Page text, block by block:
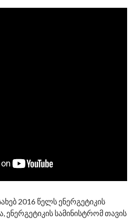
2016 წელს ენერგეტიკის
ენერგეტიკის სამინისტრომ თავის